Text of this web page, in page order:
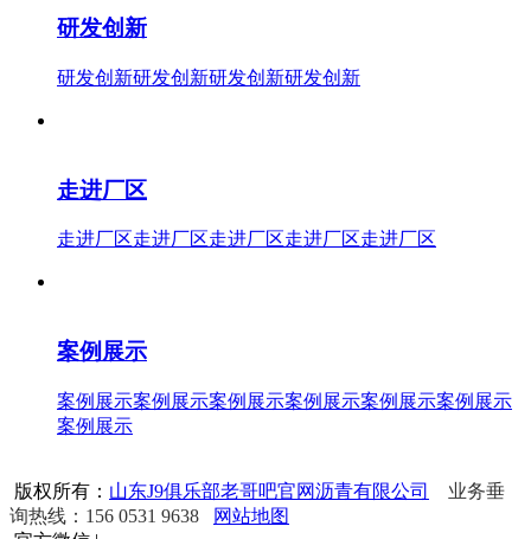
研发创新
研发创新研发创新研发创新研发创新
走进厂区
走进厂区走进厂区走进厂区走进厂区走进厂区
案例展示
案例展示案例展示案例展示案例展示案例展示案例展示
案例展示
版权所有： 山东J9俱乐部老哥吧官网沥青有限公司
业务垂
询热线：156 0531 9638
网站地图